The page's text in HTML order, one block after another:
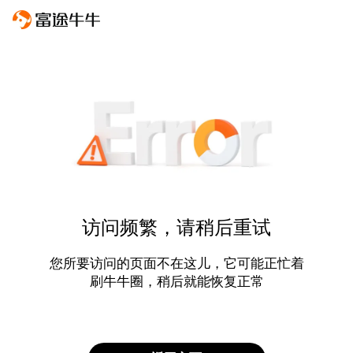
访问频繁，请稍后重试
您所要访问的页面不在这儿，它可能正忙着
刷牛牛圈，稍后就能恢复正常